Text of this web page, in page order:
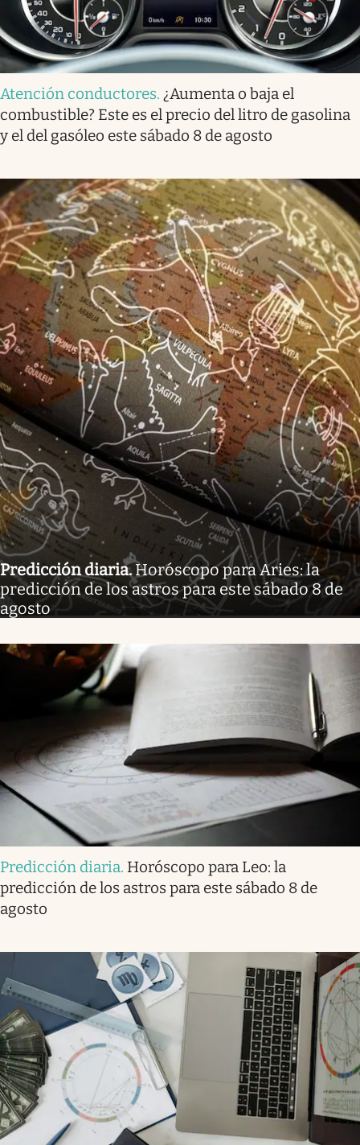
Atención conductores. ¿Aumenta o baja el
combustible? Este es el precio del litro de gasolina
y el del gasóleo este sábado 8 de agosto
Predicción diaria.Horóscopo para Aries: la
predicción de los astros para este sábado 8 de
agosto
Predicción diaria. Horóscopo para Leo: la
predicción de los astros para este sábado 8 de
agosto